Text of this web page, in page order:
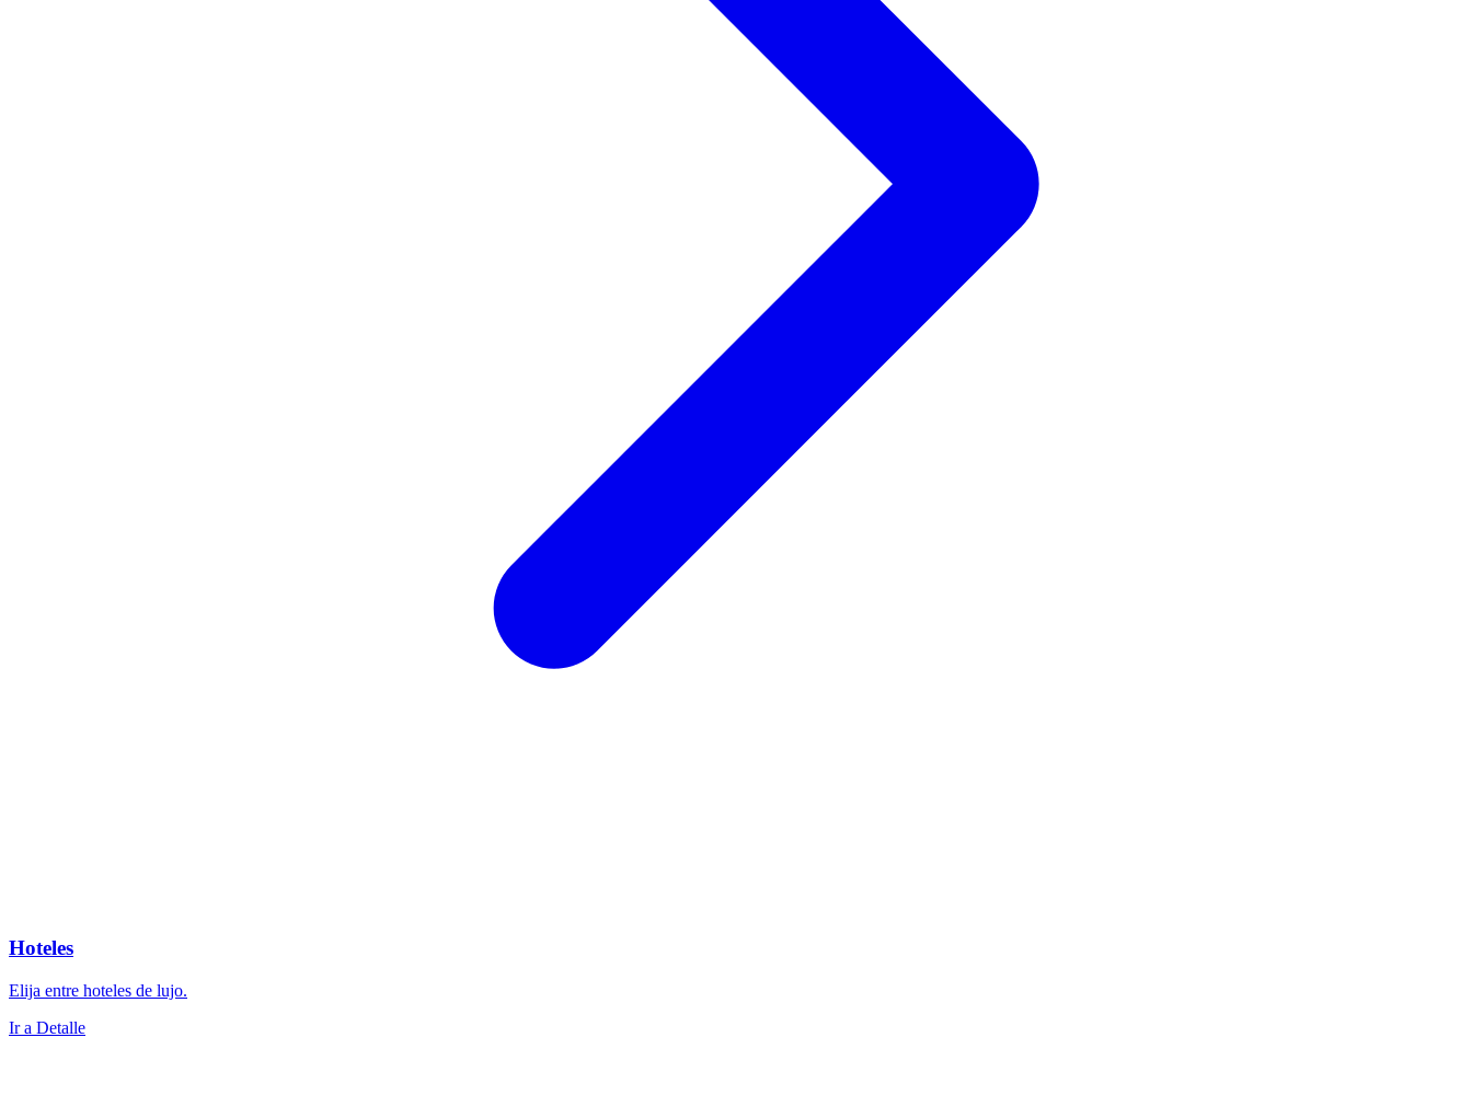
Hoteles
Elija entre hoteles de lujo.
Ir a Detalle